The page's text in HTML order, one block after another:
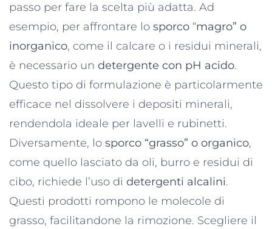
passo per fare la scelta più adatta. Ad
esempio, per affrontare lo sporco “magro” o
inorganico, come il calcare o i residui minerali,
è necessario un detergente con pH acido.
Questo tipo di formulazione è particolarmente
efficace nel dissolvere i depositi minerali,
rendendola ideale per lavelli e rubinetti.
Diversamente, lo sporco “grasso” o organico,
come quello lasciato da oli, burro e residui di
cibo, richiede l’uso di detergenti alcalini.
Questi prodotti rompono le molecole di
grasso, facilitandone la rimozione. Scegliere il